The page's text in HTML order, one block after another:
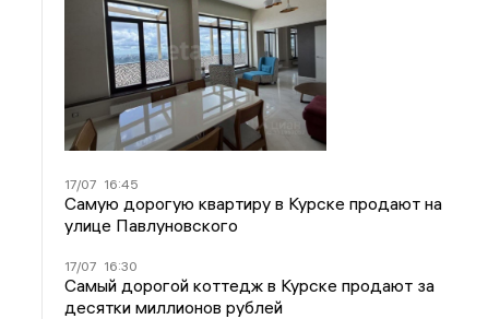
17/07 16:45
Самую дорогую квартиру в Курске продают на
улице Павлуновского
17/07 16:30
Самый дорогой коттедж в Курске продают за
десятки миллионов рублей